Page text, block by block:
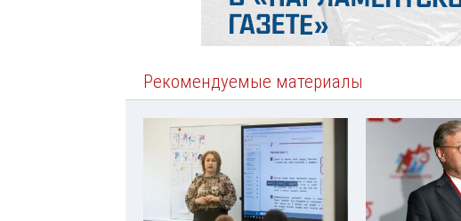
Рекомендуемые материалы